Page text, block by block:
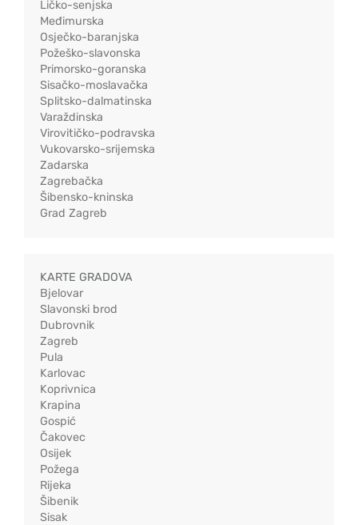
Ličko-senjska
Međimurska
Osječko-baranjska
Požeško-slavonska
Primorsko-goranska
Sisačko-moslavačka
Splitsko-dalmatinska
Varaždinska
Virovitičko-podravska
Vukovarsko-srijemska
Zadarska
Zagrebačka
Šibensko-kninska
Grad Zagreb
KARTE GRADOVA
Bjelovar
Slavonski brod
Dubrovnik
Zagreb
Pula
Karlovac
Koprivnica
Krapina
Gospić
Čakovec
Osijek
Požega
Rijeka
Šibenik
Sisak